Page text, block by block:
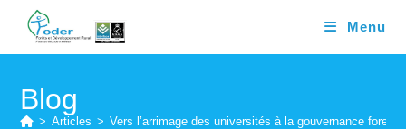
content
Menu
Blog
> Articles > Vers l’arrimage des universités à la gouvernance